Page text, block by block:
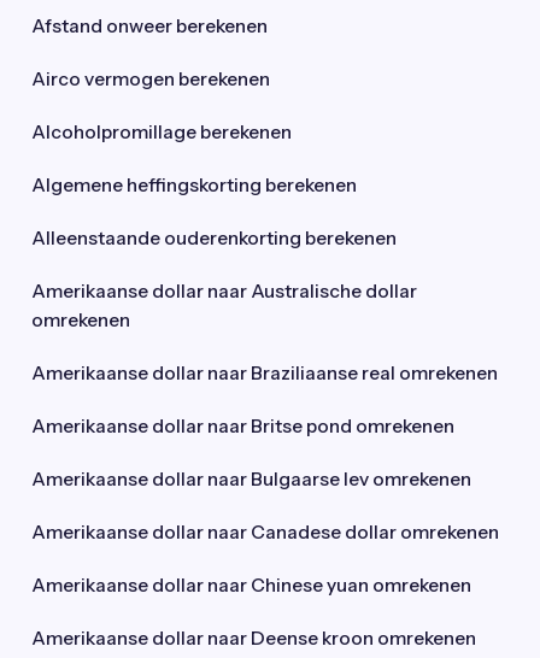
Afstand onweer berekenen
Airco vermogen berekenen
Alcoholpromillage berekenen
Algemene heffingskorting berekenen
Alleenstaande ouderenkorting berekenen
Amerikaanse dollar naar Australische dollar
omrekenen
Amerikaanse dollar naar Braziliaanse real omrekenen
Amerikaanse dollar naar Britse pond omrekenen
Amerikaanse dollar naar Bulgaarse lev omrekenen
Amerikaanse dollar naar Canadese dollar omrekenen
Amerikaanse dollar naar Chinese yuan omrekenen
Amerikaanse dollar naar Deense kroon omrekenen